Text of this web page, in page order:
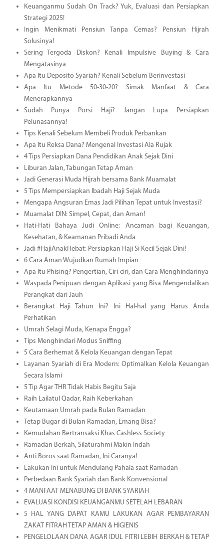
Keuanganmu Sudah On Track? Yuk, Evaluasi dan Persiapkan
Strategi 2025!
Ingin Menikmati Pensiun Tanpa Cemas? Pensiun Hijrah
Solusinya!
Sering Tergoda Diskon? Kenali Impulsive Buying & Cara
Mengatasinya
Apa Itu Deposito Syariah? Kenali Sebelum Berinvestasi
Apa Itu Metode 50-30-20? Simak Manfaat & Cara
Menerapkannya
Sudah Punya Porsi Haji? Jangan Lupa Persiapkan
Pelunasannya!
Tips Kenali Sebelum Membeli Produk Perbankan
Apa Itu Reksa Dana? Mengenal Investasi Ala Rujak
4 Tips Persiapkan Dana Pendidikan Anak Sejak Dini
Liburan Jalan, Tabungan Tetap Aman
Jadi Generasi Muda Hijrah bersama Bank Muamalat
5 Tips Mempersiapkan Ibadah Haji Sejak Muda
Mengapa Angsuran Emas Jadi Pilihan Tepat untuk Investasi?
Muamalat DIN: Simpel, Cepat, dan Aman!
Hati-Hati Bahaya Judi Online: Ancaman bagi Keuangan,
Kesehatan, & Keamanan Pribadi Anda
Jadi #HajiAnakHebat: Persiapkan Haji Si Kecil Sejak Dini!
6 Cara Aman Wujudkan Rumah Impian
Apa Itu Phising? Pengertian, Ciri-ciri, dan Cara Menghindarinya
Waspada Penipuan dengan Aplikasi yang Bisa Mengendalikan
Perangkat dari Jauh
Berangkat Haji Tahun Ini? Ini Hal-hal yang Harus Anda
Perhatikan
Umrah Selagi Muda, Kenapa Engga?
Tips Menghindari Modus Sniffing
5 Cara Berhemat & Kelola Keuangan dengan Tepat
Layanan Syariah di Era Modern: Optimalkan Kelola Keuangan
Secara Islami
5 Tip Agar THR Tidak Habis Begitu Saja
Raih Lailatul Qadar, Raih Keberkahan
Keutamaan Umrah pada Bulan Ramadan
Tetap Bugar di Bulan Ramadan, Emang Bisa?
Kemudahan Bertransaksi Khas Cashless Society
Ramadan Berkah, Silaturahmi Makin Indah
Anti Boros saat Ramadan, Ini Caranya!
Lakukan Ini untuk Mendulang Pahala saat Ramadan
Perbedaan Bank Syariah dan Bank Konvensional
4 MANFAAT MENABUNG DI BANK SYARIAH
EVALUASI KONDISI KEUANGANMU SETELAH LEBARAN
5 HAL YANG DAPAT KAMU LAKUKAN AGAR PEMBAYARAN
ZAKAT FITRAH TETAP AMAN & HIGIENIS
PENGELOLAAN DANA AGAR IDUL FITRI LEBIH BERKAH & TETAP